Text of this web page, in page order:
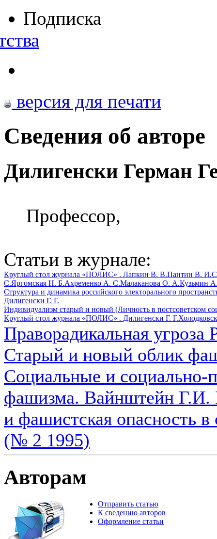
Подписка
версия для печати
Сведения об авторе
Дилигенски Герман
Профессор,
Статьи в журнале:
Круглый стол журнала «ПОЛИС» . Лапкин В. В.Пантин В. И.
С.Яргомская Н. Б.Ахременко А. С.Малаканова О. А.Кузьмин
Структура и динамика российского электорального
Дилигенски Г. Г.
Индивидуализм старый и новый (Личность в постсоветском
Круглый стол журнала «ПОЛИС» . Дилигенски Г. Г.
Праворадикальная
Старый и новый облик
Социальные и социально-
фашизма. Вайнштейн Г.И.
и фашистская опасность
(№ 2 1995)
Авторам
Отправить статью
К сведению авторов
Оформление статьи